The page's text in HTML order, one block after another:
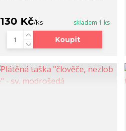
130 Kč/ks skladem 1 ks
Koupit